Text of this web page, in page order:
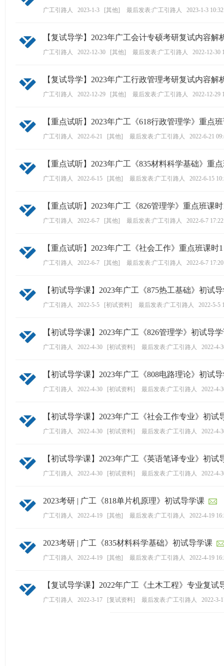
广工引路人 2023-1-3 [其他] 最后发表:广工引路人 2023-1-3 10:32
【复试导学】2023年广工会计专硕考研复试内容解
广工引路人 2022-12-30 [其他] 最后发表:广工引路人 2022-12-30
【复试导学】2023年广工行政管理考研复试内容解
广工引路人 2022-12-29 [其他] 最后发表:广工引路人 2022-12-29
【重点试听】2023年广工《618行政管理学》重点
广工引路人 2022-6-21 [其他] 最后发表:广工引路人 2022-6-21
【重点试听】2023年广工《835材料科学基础》重
广工引路人 2022-6-15 [其他] 最后发表:广工引路人 2022-6-15
【重点试听】2023年广工《826管理学》重点班课
广工引路人 2022-6-7 [其他] 最后发表:广工引路人 2022-6-7 17:22
【重点试听】2023年广工《社会工作》重点班课时1
广工引路人 2022-6-7 [其他] 最后发表:广工引路人 2022-6-7 17:20
【初试导学课】2023年广工《875热工基础》初试
广工引路人 2022-5-5 [初试资料] 最后发表:广工引路人 2022-5-5
【初试导学课】2023年广工《826管理学》初试导
广工引路人 2022-4-30 [初试资料] 最后发表:广工引路人 2022-4-
【初试导学课】2023年广工《808电路理论》初试
广工引路人 2022-4-30 [初试资料] 最后发表:广工引路人 2022-4-
【初试导学课】2023年广工《社会工作专业》初试
广工引路人 2022-4-30 [初试资料] 最后发表:广工引路人 2022-4-
【初试导学课】2023年广工《英语笔译专业》初试
广工引路人 2022-4-30 [初试资料] 最后发表:广工引路人 2022-4-
2023考研 | 广工《818单片机原理》初试导学课
广工引路人 2022-4-19 [其他] 最后发表:广工引路人 2022-4-19
2023考研 | 广工《835材料科学基础》初试导学课
广工引路人 2022-4-19 [其他] 最后发表:广工引路人 2022-4-19
【复试导学课】2022年广工《土木工程》专业复试
广工引路人 2022-3-17 [复试资料] 最后发表:广工引路人 2022-3-